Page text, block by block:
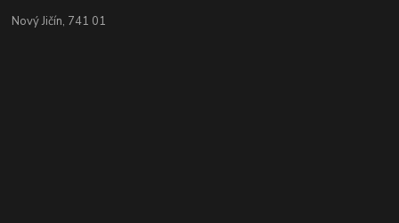
Nový Jičín, 741 01